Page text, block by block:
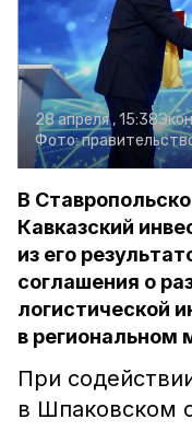
28 апреля , 15:38
Фото:
В
Кавказский
из его
соглашения о
логистической
в региональном
При
в Шпаковском